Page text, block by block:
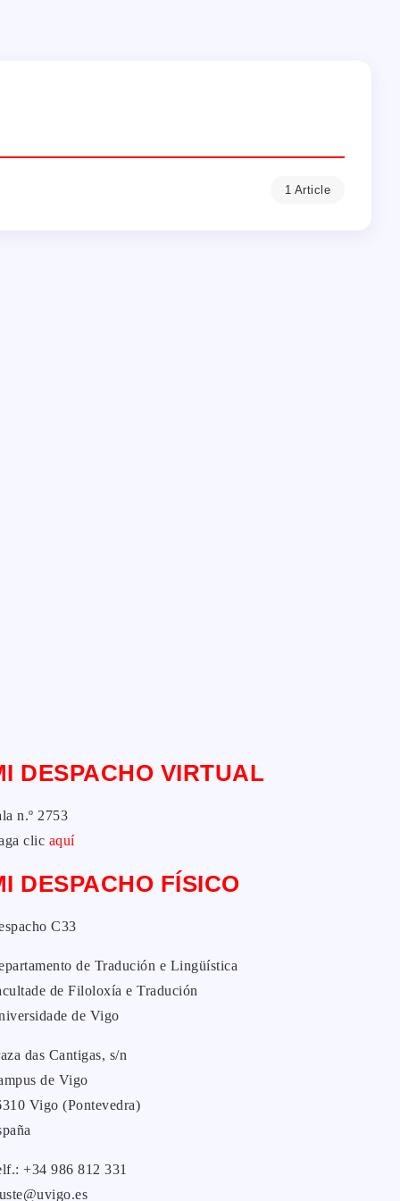
1 Article
DESPACHO VIRTUAL
n.º 2753
clic aquí
DESPACHO FÍSICO
C33
de Tradución e Lingüística
de Filoloxía e Tradución
de Vigo
das Cantigas, s/n
de Vigo
Vigo (Pontevedra)
+34 986 812 331